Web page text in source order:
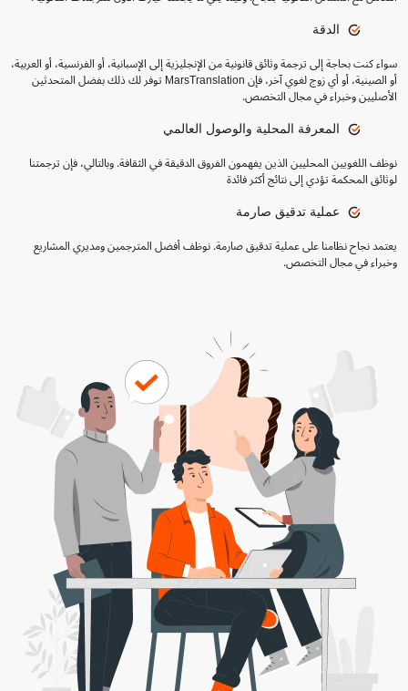
الدقة
سواء كنت بحاجة إلى ترجمة وثائق قانونية من الإنجليزية إلى الإسبانية، أو الفرنسية، أو العربية،
أو الصينية، أو أي زوج لغوي آخر، فإن MarsTranslation توفر لك ذلك بفضل المتحدثين
الأصليين وخبراء في مجال التخصص.
المعرفة المحلية والوصول العالمي
نوظف اللغويين المحليين الذين يفهمون الفروق الدقيقة في الثقافة. وبالتالي، فإن ترجمتنا
لوثائق المحكمة تؤدي إلى نتائج أكثر فائدة
عملية تدقيق صارمة
يعتمد نجاح نظامنا على عملية تدقيق صارمة. نوظف أفضل المترجمين ومديري المشاريع
وخبراء في مجال التخصص.